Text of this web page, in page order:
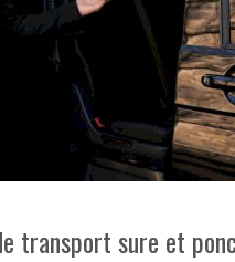
transport sure et